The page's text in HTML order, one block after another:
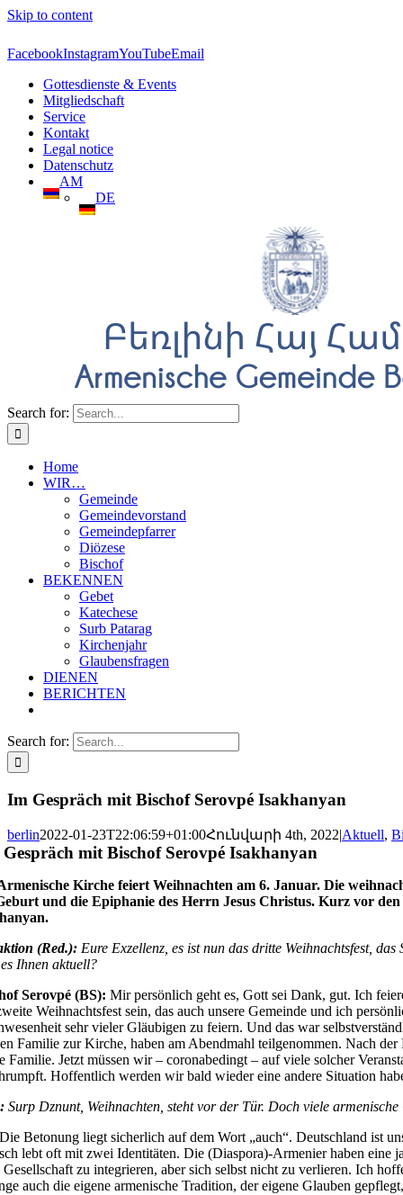
Skip to content
FacebookInstagramYouTubeEmail
Gottesdienste & Events
Mitgliedschaft
Service
Kontakt
Legal notice
Datenschutz
AM
DE
Search for:
Home
WIR…
Gemeinde
Gemeindevorstand
Gemeindepfarrer
Diözese
Bischof
BEKENNEN
Gebet
Katechese
Surb Patarag
Kirchenjahr
Glaubensfragen
DIENEN
BERICHTEN
Search for:
Im Gespräch mit Bischof Serovpé Isakhanyan
berlin2022-01-23T22:06:59+01:00Հունվարի 4th, 2022|Aktuell,
mit Bischof Serovpé Isakhanyan
Kirche feiert Weihnachten am 6. Januar. Die
und die Epiphanie des Herrn Jesus Christus. Kurz vor
(Red.):Eure Exzellenz, es ist nun das dritte Weihnachtsfest,
Ihnen aktuell?
Serovpé (BS): Mir persönlich geht es, Gott sei Dank, gut. Ich
Weihnachtsfest sein, das auch unsere Gemeinde und ich
sehr vieler Gläubigen zu feiern. Und das war
Familie zur Kirche, haben am Abendmahl teilgenommen. Nach
Familie. Jetzt müssen wir – coronabedingt – auf viele solcher
Hoffentlich werden wir bald wieder eine andere Situation
Surp Dznunt, Weihnachten, steht vor der Tür. Doch viele
Betonung liegt sicherlich auf dem Wort „auch“. Deutschland ist
lebt oft mit zwei Identitäten. Die (Diaspora)-Armenier haben eine
Gesellschaft zu integrieren, aber sich selbst nicht zu verlieren. Ich
auch die eigene armenische Tradition, der eigene Glauben